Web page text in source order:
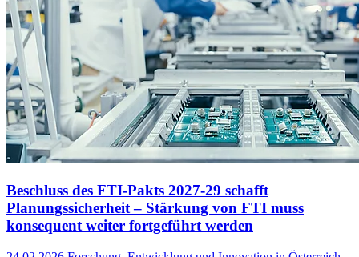
Beschluss des FTI-Pakts 2027-29 schafft
Planungssicherheit – Stärkung von FTI muss
konsequent weiter fortgeführt werden